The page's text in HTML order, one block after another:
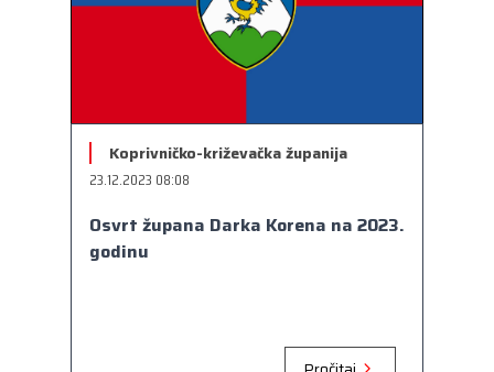
Koprivničko-križevačka županija
23.12.2023 08:08
Osvrt župana Darka Korena na 2023.
godinu